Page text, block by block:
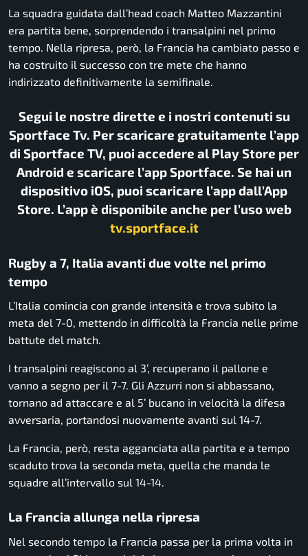
La squadra guidata dall’head coach Matteo Mazzantini
era partita bene, sorprendendo i transalpini nel primo
tempo. Nella ripresa, però, la Francia ha cambiato passo e
ha costruito il successo con tre mete che hanno
indirizzato definitivamente la semifinale.
Segui le nostre dirette e i nostri contenuti su
Sportface Tv. Per scaricare gratuitamente l’app
di Sportface TV, puoi accedere al Play Store per
Android e scaricare l’app Sportface. Se hai un
dispositivo iOS, puoi scaricare l’app dall’App
Store. L’app è disponibile anche per l’uso web
tv.sportface.it
Rugby a 7, Italia avanti due volte nel primo
tempo
L’Italia comincia con grande intensità e trova subito la
meta del 7-0, mettendo in difficoltà la Francia nelle prime
battute del match.
I transalpini reagiscono al 3’, recuperano il pallone e
vanno a segno per il 7-7. Gli Azzurri non si abbassano,
tornano ad attaccare e al 5’ bucano in velocità la difesa
avversaria, portandosi nuovamente avanti sul 14-7.
La Francia, però, resta agganciata alla partita e a tempo
scaduto trova la seconda meta, quella che manda le
squadre all’intervallo sul 14-14.
La Francia allunga nella ripresa
Nel secondo tempo la Francia passa per la prima volta in